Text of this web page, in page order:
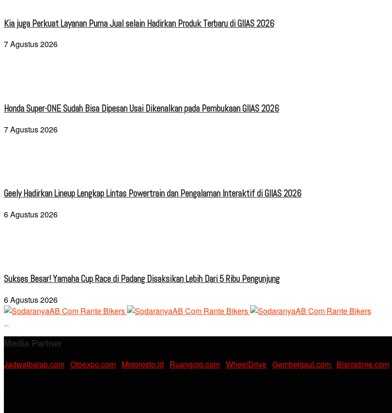
Kia juga Perkuat Layanan Purna Jual selain Hadirkan Produk Terbaru di GIIAS 2026
7 Agustus 2026
Honda Super-ONE Sudah Bisa Dipesan Usai Dikenalkan pada Pembukaan GIIAS 2026
7 Agustus 2026
Geely Hadirkan Lineup Lengkap Lintas Powertrain dan Pengalaman Interaktif di GIIAS 2026
6 Agustus 2026
Sukses Besar! Yamaha Cup Race di Padang Disaksikan Lebih Dari 5 Ribu Pengunjung
6 Agustus 2026
Media Partner
Jadwalbalap.com Otoexpo.com Motoresto.id Ruangoto.com WheelDrive Gembelgaul.com Bisnistime.com